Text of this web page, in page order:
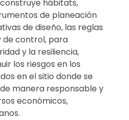
hábitats,
de planeación
de diseño, las reglas
de control, para
y la resiliencia,
los riesgos en los
en el sitio donde se
manera responsable y
económicos,